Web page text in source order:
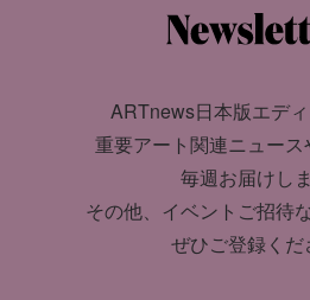
ARTnews日本版エデ
重要アート関連ニュー
毎週お届けしま
その他、イベントご招待
ぜひご登録くだ